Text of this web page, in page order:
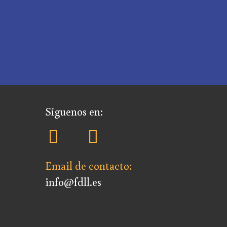
Síguenos en:
Email de contacto:
info@fdll.es